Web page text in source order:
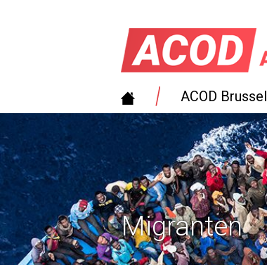
ACOD Brussel
Migranten